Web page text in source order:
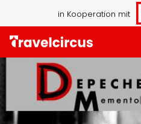
in Kooperation mit